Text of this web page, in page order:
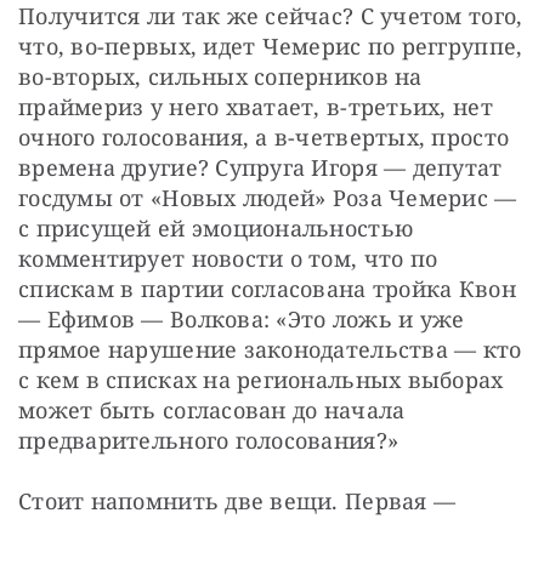
Получится ли так же сейчас? С учетом того,
что, во-первых, идет Чемерис по реггруппе,
во-вторых, сильных соперников на
праймериз у него хватает, в-третьих, нет
очного голосования, а в-четвертых, просто
времена другие? Супруга Игоря — депутат
госдумы от «Новых людей» Роза Чемерис —
с присущей ей эмоциональностью
комментирует новости о том, что по
спискам в партии согласована тройка Квон
— Ефимов — Волкова: «Это ложь и уже
прямое нарушение законодательства — кто
с кем в списках на региональных выборах
может быть согласован до начала
предварительного голосования?»
Стоит напомнить две вещи. Первая —